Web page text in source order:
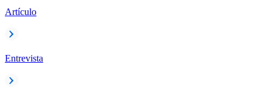
Artículo
Entrevista